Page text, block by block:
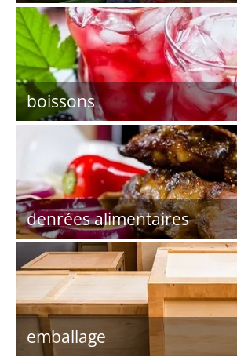
boissons
denrées alimentaires
emballage